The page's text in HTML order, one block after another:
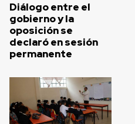
Diálogo entre el
gobierno y la
oposición se
declaró en sesión
permanente